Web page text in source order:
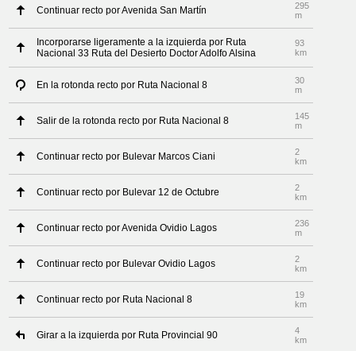
Continuar recto por Avenida San Martín
295
m
Incorporarse ligeramente a la izquierda por Ruta
Nacional 33 Ruta del Desierto Doctor Adolfo Alsina
93
km
En la rotonda recto por Ruta Nacional 8
30
m
Salir de la rotonda recto por Ruta Nacional 8
145
m
Continuar recto por Bulevar Marcos Ciani
2
km
Continuar recto por Bulevar 12 de Octubre
2
km
Continuar recto por Avenida Ovidio Lagos
236
m
Continuar recto por Bulevar Ovidio Lagos
2
km
Continuar recto por Ruta Nacional 8
19
km
Girar a la izquierda por Ruta Provincial 90
4
km